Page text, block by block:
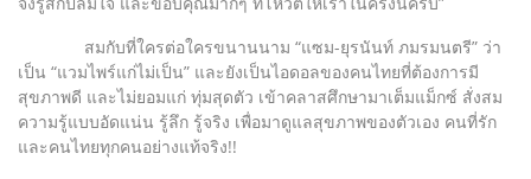
สมกับที่ใครต่อใครขนานนาม “แซม-ยุรนันท์ ภมรมนตรี” ว่า
เป็น “แวมไพร์แก่ไม่เป็น” และยังเป็นไอดอลของคนไทยที่ต้องการมี
สุขภาพดี และไม่ยอมแก่ ทุ่มสุดตัว เข้าคลาสศึกษามาเต็มแม็กซ์ สั่งสม
ความรู้แบบอัดแน่น รู้ลึก รู้จริง เพื่อมาดูแลสุขภาพของตัวเอง คนที่รัก
และคนไทยทุกคนอย่างแท้จริง!!